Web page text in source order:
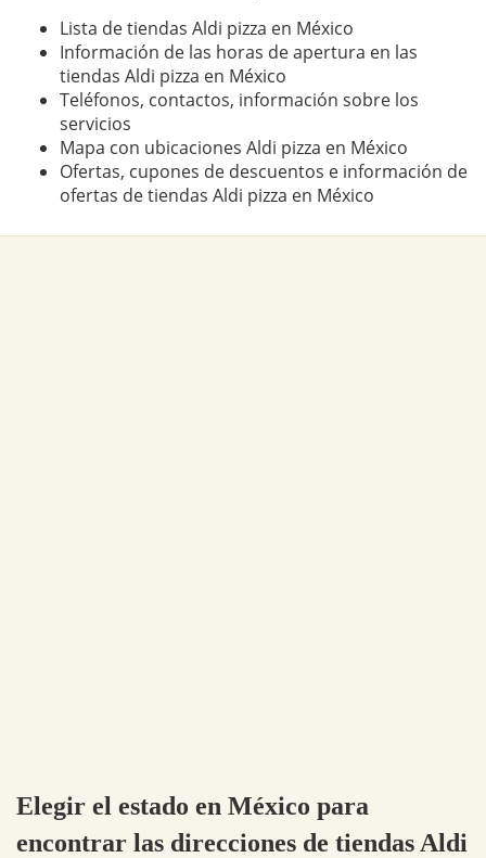
Lista de tiendas Aldi pizza en México
Información de las horas de apertura en las
tiendas Aldi pizza en México
Teléfonos, contactos, información sobre los
servicios
Mapa con ubicaciones Aldi pizza en México
Ofertas, cupones de descuentos e información de
ofertas de tiendas Aldi pizza en México
Elegir el estado en México para
encontrar las direcciones de tiendas Aldi